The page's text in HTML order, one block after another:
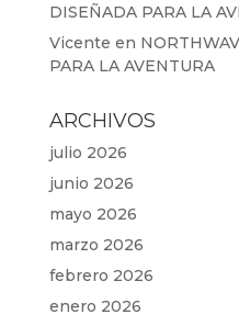
DISEÑADA PARA LA
Vicente en
PARA LA AVENTURA
ARCHIVOS
julio 2026
junio 2026
mayo 2026
marzo 2026
febrero 2026
enero 2026